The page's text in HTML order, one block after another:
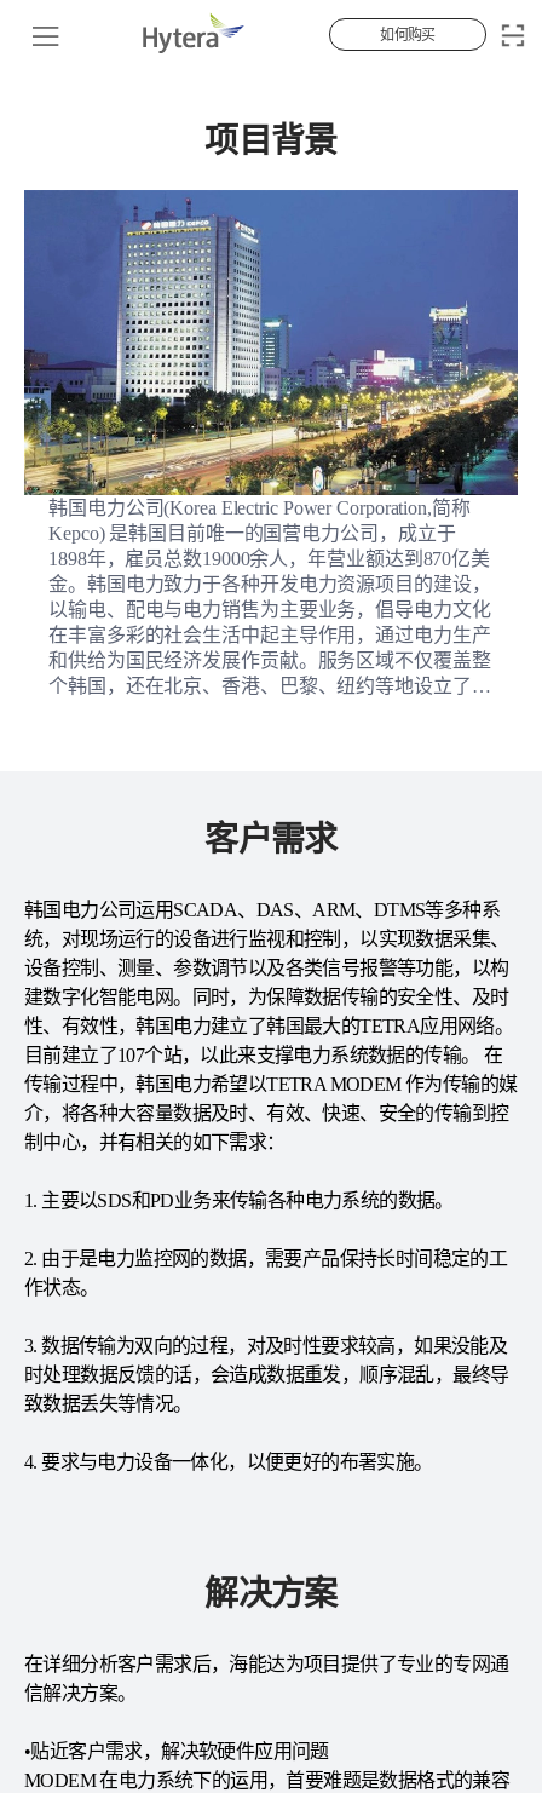
如何购买
项目背景
韩国电力公司(Korea Electric Power Corporation,简称
Kepco) 是韩国目前唯一的国营电力公司，成立于
1898年，雇员总数19000余人，年营业额达到870亿美
金。韩国电力致力于各种开发电力资源项目的建设，
以输电、配电与电力销售为主要业务，倡导电力文化
在丰富多彩的社会生活中起主导作用，通过电力生产
和供给为国民经济发展作贡献。服务区域不仅覆盖整
个韩国，还在北京、香港、巴黎、纽约等地设立了海
客户需求
韩国电力公司运用SCADA、DAS、ARM、DTMS等多种系
统，对现场运行的设备进行监视和控制，以实现数据采集、
设备控制、测量、参数调节以及各类信号报警等功能，以构
建数字化智能电网。同时，为保障数据传输的安全性、及时
性、有效性，韩国电力建立了韩国最大的TETRA应用网络。
目前建立了107个站，以此来支撑电力系统数据的传输。 在
传输过程中，韩国电力希望以TETRA MODEM 作为传输的媒
介，将各种大容量数据及时、有效、快速、安全的传输到控
制中心，并有相关的如下需求：
1. 主要以SDS和PD业务来传输各种电力系统的数据。
2. 由于是电力监控网的数据，需要产品保持长时间稳定的工
作状态。
3. 数据传输为双向的过程，对及时性要求较高，如果没能及
时处理数据反馈的话，会造成数据重发，顺序混乱，最终导
致数据丢失等情况。
4. 要求与电力设备一体化，以便更好的布署实施。
解决方案
在详细分析客户需求后，海能达为项目提供了专业的专网通
信解决方案。
•贴近客户需求，解决软硬件应用问题
MODEM 在电力系统下的运用，首要难题是数据格式的兼容